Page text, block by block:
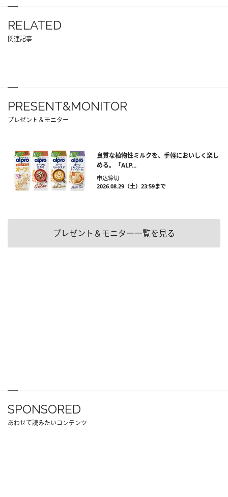
RELATED
関連記事
PRESENT&MONITOR
プレゼント＆モニター
良質な植物性ミルクを、手軽においしく楽し
める。「ALP...
申込締切
2026.08.29（土）23:59まで
プレゼント＆モニター一覧を見る
SPONSORED
あわせて読みたいコンテンツ